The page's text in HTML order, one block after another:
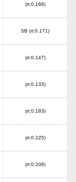
(rt:0.168)
SB (rt:0.171)
(rt:0.147)
(rt:0.133)
(rt:0.183)
(rt:0.225)
(rt:0.208)